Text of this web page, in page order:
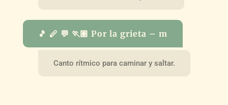
🎵 🪈 💬 🏃🏽 Por la grieta – m
Canto rítmico para caminar y saltar.